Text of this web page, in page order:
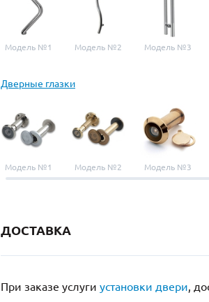
Модель №1 Модель №2 Модель №3
Дверные глазки
Модель №1 Модель №2 Модель №3
ДОСТАВКА
При заказе услуги установки двери,